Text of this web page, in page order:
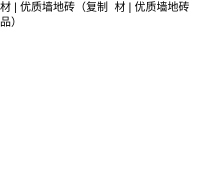
材 | 优质墙地砖（复制
品）
材 | 优质墙地砖